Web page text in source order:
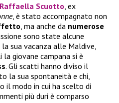
Raffaella Scuotto , ex
, è stato accompagnato non
, ma anche da numerose
sono state alcune
sua vacanza alle Maldive,
giovane campana si è
. Gli scatti hanno diviso il
la sua spontaneità e chi,
il modo in cui ha scelto di
più duri è comparso